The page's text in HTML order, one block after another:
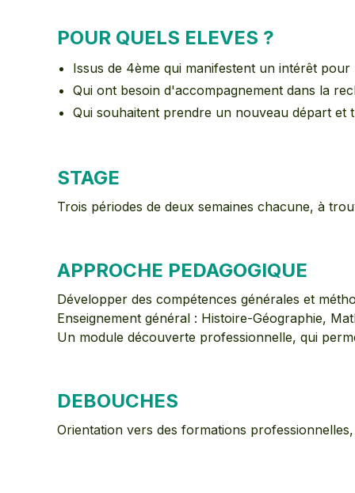
POUR QUELS ELEVES ?
Issus de 4ème qui manifestent un intérêt
Qui ont besoin d'accompagnement dans la
Qui souhaitent prendre un nouveau départ
STAGE
Trois périodes de deux semaines chacune, à
APPROCHE PEDAGOGIQUE
Développer des compétences générales et
Enseignement général : Histoire-Géographie,
Un module découverte professionnelle, qui
DEBOUCHES
Orientation vers des formations